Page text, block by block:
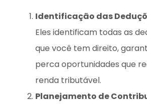
Identificação das
Eles identificam todas as
que você tem direito,
perca oportunidades que
renda tributável.
Planejamento de